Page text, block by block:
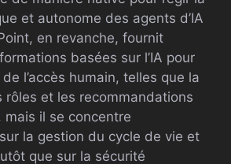
et autonome des agents d’IA
en revanche, fournit
basées sur l’IA pour
l’accès humain, telles que la
rôles et les recommandations
il se concentre
la gestion du cycle de vie et
que sur la sécurité